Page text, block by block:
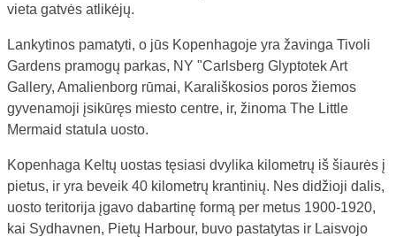
vieta gatvės atlikėjų.
Lankytinos pamatyti, o jūs Kopenhagoje yra žavinga Tivoli
Gardens pramogų parkas, NY "Carlsberg Glyptotek Art
Gallery, Amalienborg rūmai, Karališkosios poros žiemos
gyvenamoji įsikūręs miesto centre, ir, žinoma The Little
Mermaid statula uosto.
Kopenhaga Keltų uostas tęsiasi dvylika kilometrų iš šiaurės į
pietus, ir yra beveik 40 kilometrų krantinių. Nes didžioji dalis,
uosto teritorija įgavo dabartinę formą per metus 1900-1920,
kai Sydhavnen, Pietų Harbour, buvo pastatytas ir Laisvojo